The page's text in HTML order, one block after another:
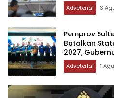
Advetorial 3
Pemprov
Batalkan
2027,
Tanpa
Advetorial 1